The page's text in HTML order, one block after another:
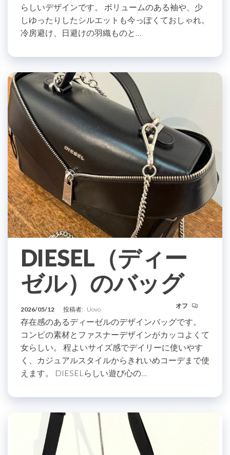
らしいデザインです。 ボリュームのある袖や、少
しゆったりしたシルエットも今っぽくておしゃれ。
冷房避け、日避けの羽織ものと…
DIESEL（ディー
ゼル）のバッグ
2026/05/12 投稿者: Uovo オフ
存在感のあるディーゼルのデザインバッグです。
コンビの素材とファスナーデザインがカッコよくて
女らしい。 程よいサイズ感でデイリーに使いやす
く、カジュアルスタイルからきれいめコーデまで使
えます。 DIESELらしい遊び心の…